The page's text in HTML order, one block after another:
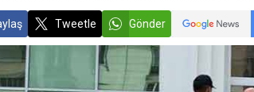
Tweetle Gönder